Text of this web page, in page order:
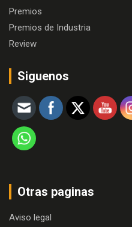
Premios
Premios de Industria
Review
Siguenos
Otras paginas
Aviso legal